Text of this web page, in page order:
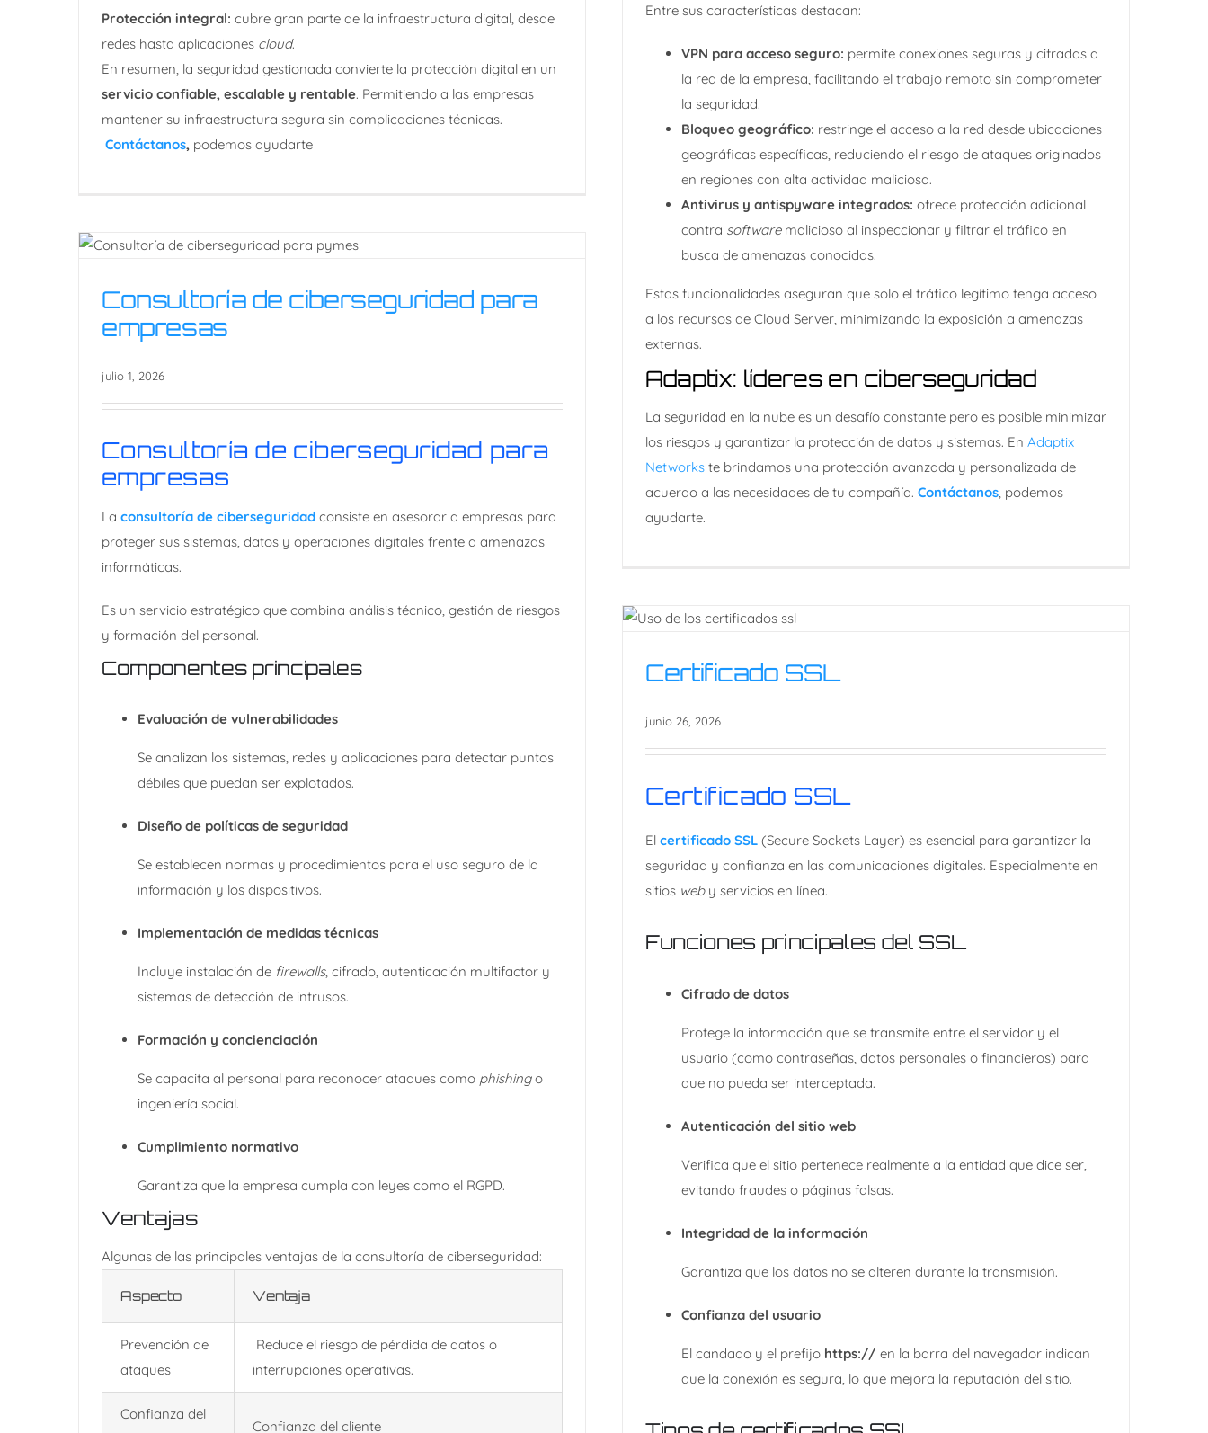
Protección integral: cubre gran parte de la infraestructura digital, desde
redes hasta aplicaciones cloud.
En resumen, la seguridad gestionada convierte la protección digital en un
servicio confiable, escalable y rentable. Permitiendo a las empresas
mantener su infraestructura segura sin complicaciones técnicas.
Contáctanos,podemos ayudarte
Entre sus características destacan:​
VPN para acceso seguro: permite conexiones seguras y cifradas a
la red de la empresa, facilitando el trabajo remoto sin comprometer
la seguridad.​
Bloqueo geográfico: restringe el acceso a la red desde ubicaciones
geográficas específicas, reduciendo el riesgo de ataques originados
en regiones con alta actividad maliciosa.​
Antivirus y antispyware integrados: ofrece protección adicional
contra softwaremalicioso al inspeccionar y filtrar el tráfico en
busca de amenazas conocidas.​
Estas funcionalidades aseguran que solo el tráfico legítimo tenga acceso
a los recursos de Cloud Server, minimizando la exposición a amenazas
externas.
Adaptix: líderes en ciberseguridad
La seguridad en la nube es un desafío constante pero es posible minimizar
los riesgos y garantizar la protección de datos y sistemas. En Adaptix
Networkste brindamos una protección avanzada y personalizada de
acuerdo a las necesidades de tu compañía. Contáctanos, podemos
ayudarte.
Consultoría de ciberseguridad para
empresas
Consultoría de ciberseguridad para
empresas
julio 1, 2026
Consultoría de ciberseguridad para
empresas
La consultoría de ciberseguridadconsiste en asesorar a empresas para
proteger sus sistemas, datos y operaciones digitales frente a amenazas
informáticas.
Es un servicio estratégico que combina análisis técnico, gestión de riesgos
y formación del personal.
Componentes principales
Evaluación de vulnerabilidades
Se analizan los sistemas, redes y aplicaciones para detectar puntos
débiles que puedan ser explotados.
Diseño de políticas de seguridad
Se establecen normas y procedimientos para el uso seguro de la
información y los dispositivos.
Implementación de medidas técnicas
Incluye instalación de firewalls, cifrado, autenticación multifactor y
sistemas de detección de intrusos.
Formación y concienciación
Se capacita al personal para reconocer ataques como phishingo
ingeniería social.
Cumplimiento normativo
Garantiza que la empresa cumpla con leyes como el RGPD.
Ventajas
Algunas de las principales ventajas de la consultoría de ciberseguridad:
Aspecto Ventaja
Prevención de
ataques
Reduce el riesgo de pérdida de datos o
interrupciones operativas.
Confianza del
Confianza del cliente
Certificado SSL
Certificado SSL
junio 26, 2026
Certificado SSL
El certificado SSL (Secure Sockets Layer) es esencial para garantizar la
seguridad y confianza en las comunicaciones digitales. Especialmente en
sitios weby servicios en línea.
Funciones principales del SSL
Cifrado de datos
Protege la información que se transmite entre el servidor y el
usuario (como contraseñas, datos personales o financieros) para
que no pueda ser interceptada.
Autenticación del sitio web
Verifica que el sitio pertenece realmente a la entidad que dice ser,
evitando fraudes o páginas falsas.
Integridad de la información
Garantiza que los datos no se alteren durante la transmisión.
Confianza del usuario
El candado y el prefijo https:// en la barra del navegador indican
que la conexión es segura, lo que mejora la reputación del sitio.